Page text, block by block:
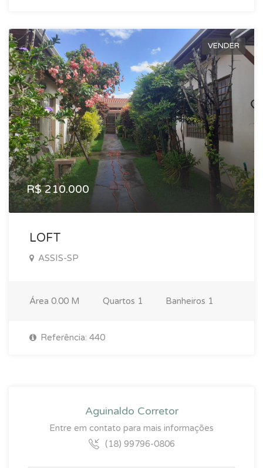
VENDER
R$ 210.000
LOFT
ASSIS-SP
Área 0.00 M Quartos 1 Banheiros 1
Referência: 440
Aguinaldo Corretor
Entre em contato para mais informações
(18) 99796-0806